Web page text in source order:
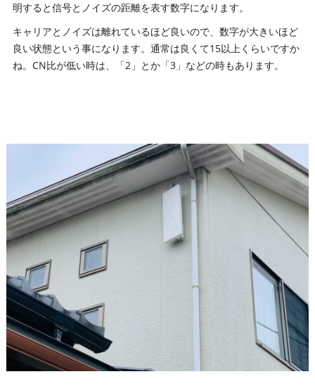
明すると信号とノイズの距離を表す数字になります。
キャリアとノイズは離れているほど良いので、数字が大きいほど
良い状態という事になります。通常は良くて15以上くらいですか
ね。CN比が低い時は、「2」とか「3」などの時もあります。